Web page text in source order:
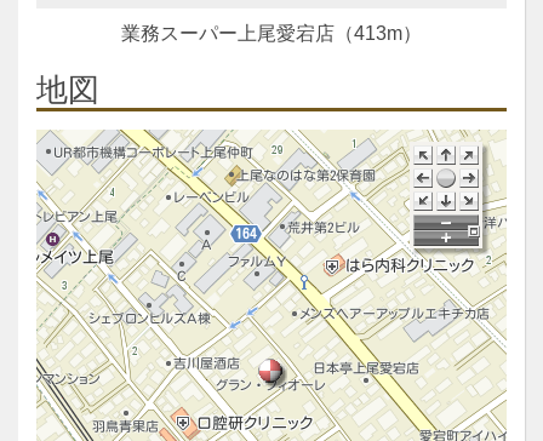
業務スーパー上尾愛宕店（413m）
地図